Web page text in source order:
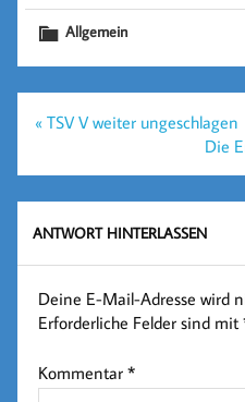
Allgemein
Beitragsnavigation
« TSV V weiter ungeschlagen
Die
ANTWORT HINTERLASSEN
Deine E-Mail-Adresse wird
Erforderliche Felder sind mit
Kommentar*